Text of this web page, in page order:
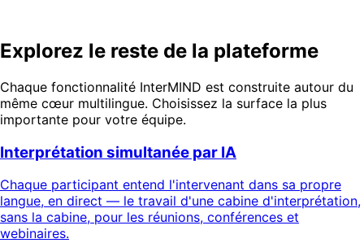
Explorez le reste de la plateforme
Chaque fonctionnalité InterMIND est construite autour du
même cœur multilingue. Choisissez la surface la plus
importante pour votre équipe.
Interprétation simultanée par IA
Chaque participant entend l'intervenant dans sa propre
langue, en direct — le travail d'une cabine d'interprétation,
sans la cabine, pour les réunions, conférences et
webinaires.